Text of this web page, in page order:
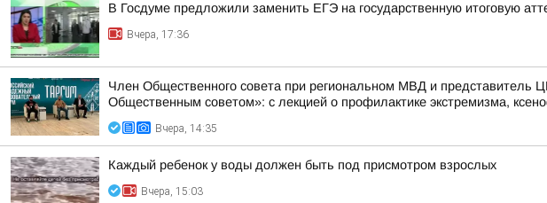
В Госдуме предложили заменить ЕГЭ на государственную итоговую
Вчера, 17:36
Член Общественного совета при региональном МВД и представитель
Общественным советом»: с лекцией о профилактике экстремизма,
Вчера, 14:35
Каждый ребенок у воды должен быть под присмотром взрослых
Вчера, 15:03